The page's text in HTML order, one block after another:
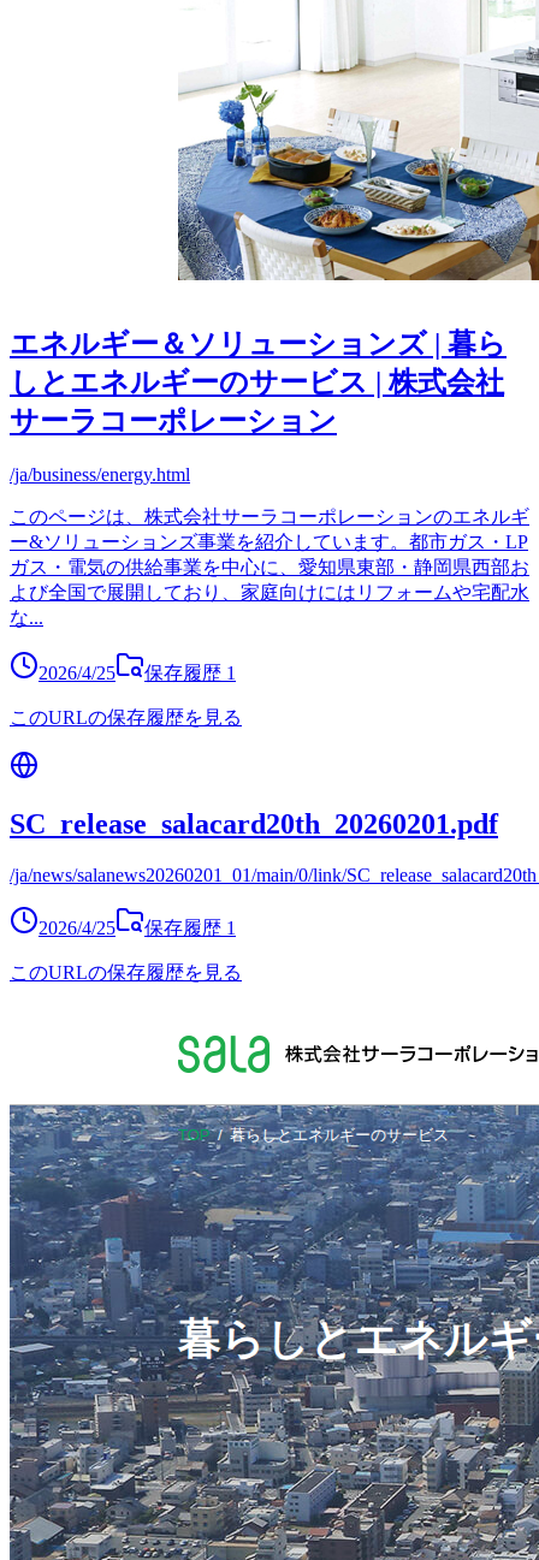
エネルギー＆ソリューションズ | 暮ら
しとエネルギーのサービス | 株式会社
サーラコーポレーション
/ja/business/energy.html
このページは、株式会社サーラコーポレーションのエネルギ
ー&ソリューションズ事業を紹介しています。都市ガス・LP
ガス・電気の供給事業を中心に、愛知県東部・静岡県西部お
よび全国で展開しており、家庭向けにはリフォームや宅配水
な...
2026/4/25 保存履歴 1
このURLの保存履歴を見る
SC_release_salacard20th_20260201.pdf
/ja/news/salanews20260201_01/main/0/link/
2026/4/25 保存履歴 1
このURLの保存履歴を見る